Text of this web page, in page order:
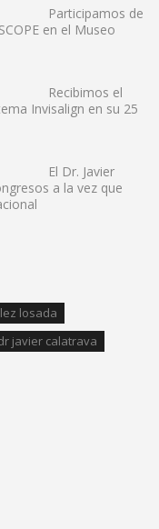
Participamos de
en el Museo
Recibimos el
Invisalign en su 25
El Dr. Javier
a la vez que
losada
javier calatrava